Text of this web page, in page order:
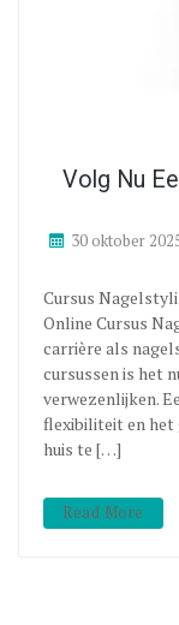
Volg Nu
30 oktober
Cursus
Online Cursus
carrière als
cursussen is het
verwezenlijken.
flexibiliteit en het
huis te […]
Read More